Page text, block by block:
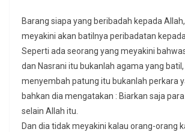
Barang siapa yang beribadah kepada
meyakini akan batilnya peribadatan
Seperti ada seorang yang meyakini
dan Nasrani itu bukanlah agama yang
menyembah patung itu bukanlah perkara
bahkan dia mengatakan : Biarkan saja
selain Allah itu.
Dan dia tidak meyakini kalau orang-orang